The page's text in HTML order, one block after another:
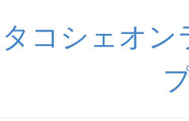
タコシェオン